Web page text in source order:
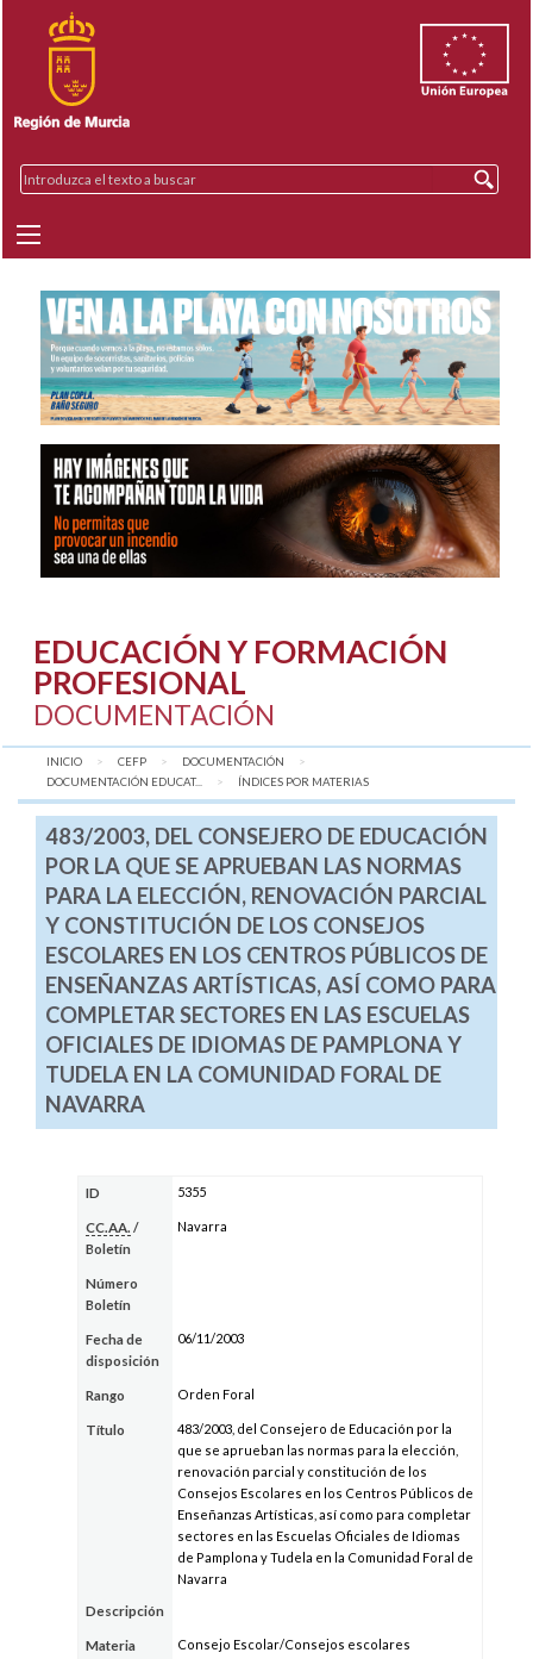
EDUCACIÓN Y FORMACIÓN
PROFESIONAL
DOCUMENTACIÓN
INICIO CEFP
DOCUMENTACIÓN
DOCUMENTACIÓN EDUCAT...
AQUÍ:
ÍNDICES POR MATERIAS
483/2003, DEL CONSEJERO DE EDUCACIÓN
POR LA QUE SE APRUEBAN LAS NORMAS
PARA LA ELECCIÓN, RENOVACIÓN PARCIAL
Y CONSTITUCIÓN DE LOS CONSEJOS
ESCOLARES EN LOS CENTROS PÚBLICOS DE
ENSEÑANZAS ARTÍSTICAS, ASÍ COMO PARA
COMPLETAR SECTORES EN LAS ESCUELAS
OFICIALES DE IDIOMAS DE PAMPLONA Y
TUDELA EN LA COMUNIDAD FORAL DE
NAVARRA
ID 5355
CC.AA. /
Boletín
Navarra
Número
Boletín
Fecha de
disposición
06/11/2003
Rango Orden Foral
Título
483/2003, del Consejero de Educación por la
que se aprueban las normas para la elección,
renovación parcial y constitución de los
Consejos Escolares en los Centros Públicos de
Enseñanzas Artísticas, así como para completar
sectores en las Escuelas Oficiales de Idiomas
de Pamplona y Tudela en la Comunidad Foral de
Navarra
Descripción
Materia Consejo Escolar/Consejos escolares